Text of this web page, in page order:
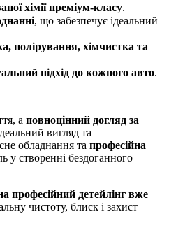
хімії преміум-класу.
, що забезпечує ідеальний
полірування, хімчистка та
підхід до кожного авто.
а повноцінний догляд за
вигляд та
обладнання та професійна
у створенні бездоганного
професійний детейлінг вже
чистоту, блиск і захист